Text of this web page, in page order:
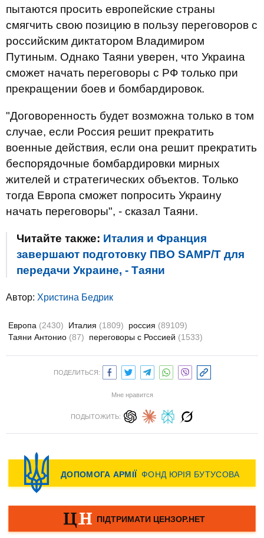
пытаются просить европейские страны
смягчить свою позицию в пользу переговоров с
российским диктатором Владимиром
Путиным. Однако Таяни уверен, что Украина
сможет начать переговоры с РФ только при
прекращении боев и бомбардировок.
"Договоренность будет возможна только в том
случае, если Россия решит прекратить
военные действия, если она решит прекратить
беспорядочные бомбардировки мирных
жителей и стратегических объектов. Только
тогда Европа сможет попросить Украину
начать переговоры", - сказал Таяни.
Читайте также: Италия и Франция
завершают подготовку ПВО SAMP/T для
передачи Украине, - Таяни
Автор: Христина Бедрик
Европа (2430) Италия (1809) россия (89109)
Таяни Антонио (87) переговоры с Россией (1533)
ПОДЕЛИТЬСЯ:
Мне нравится
ПОДЫТОЖИТЬ: